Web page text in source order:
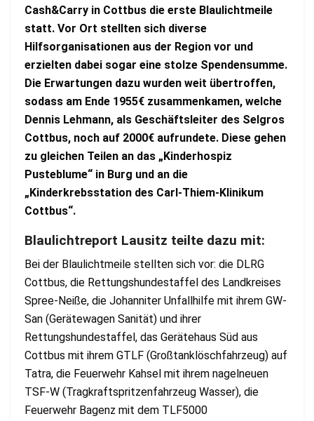
Cash&Carry in Cottbus die erste Blaulichtmeile
statt. Vor Ort stellten sich diverse
Hilfsorganisationen aus der Region vor und
erzielten dabei sogar eine stolze Spendensumme.
Die Erwartungen dazu wurden weit übertroffen,
sodass am Ende 1955€ zusammenkamen, welche
Dennis Lehmann, als Geschäftsleiter des Selgros
Cottbus, noch auf 2000€ aufrundete. Diese gehen
zu gleichen Teilen an das „Kinderhospiz
Pusteblume“ in Burg und an die
„Kinderkrebsstation des Carl-Thiem-Klinikum
Cottbus“.
Blaulichtreport Lausitz teilte dazu mit:
Bei der Blaulichtmeile stellten sich vor: die DLRG
Cottbus, die Rettungshundestaffel des Landkreises
Spree-Neiße, die Johanniter Unfallhilfe mit ihrem GW-
San (Gerätewagen Sanität) und ihrer
Rettungshundestaffel, das Gerätehaus Süd aus
Cottbus mit ihrem GTLF (Großtanklöschfahrzeug) auf
Tatra, die Feuerwehr Kahsel mit ihrem nagelneuen
TSF-W (Tragkraftspritzenfahrzeug Wasser), die
Feuerwehr Bagenz mit dem TLF5000